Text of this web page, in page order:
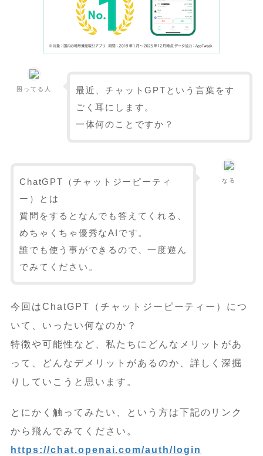
困ってる人
最近、チャットGPTという言葉をす
ごく耳にします。
一体何のことですか？
なる
ChatGPT（チャットジーピーティ
ー）とは
質問をするとなんでも答えてくれる、
めちゃくちゃ優秀なAIです。
誰でも使う事ができるので、一度遊ん
でみてください。
今回はChatGPT（チャットジーピーティー）につ
いて、いったい何なのか？
特徴や可能性など、私たちにどんなメリットがあ
って、どんなデメリットがあるのか、詳しく深掘
りしていこうと思います。
とにかく触ってみたい、という方は下記のリンク
から飛んでみてください。
https://chat.openai.com/auth/login